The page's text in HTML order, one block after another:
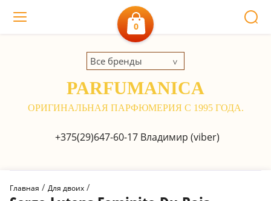
0
+375(29)647-60-17Владимир (viber)
Все бренды
PARFUMANICA
ОРИГИНАЛЬНАЯ ПАРФЮМЕРИЯ С 1995 ГОДА.
Главная / Для двоих /